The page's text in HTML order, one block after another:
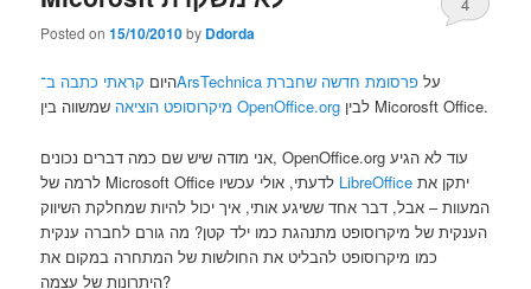
Posted on15/10/2010by Ddorda
4
היוםקראתי כתבה ב־ArsTechnica על פרסומת חדשה שחברת
מיקרוסופט הוציאה שמשווה ביןOpenOffice.org לבין Micorosft Office.
אני מודה שיש שם כמה דברים נכונים, OpenOffice.org עוד לא הגיע
LibreOffice יתקן את
המעוות – אבל, דבר אחד ששיגע אותי, איך יכול להיות שמחלקת השיווק
הענקית של מיקרוסופט מתנהגת כמו ילד קטן? מה גורם לחברה ענקית
כמו מיקרוסופט להבליט את החולשות של המתחרה במקום את
היתרונות של עצמה?